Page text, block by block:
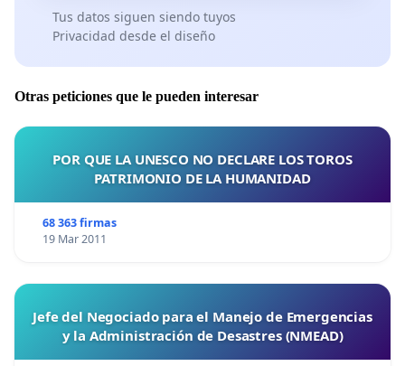
Tus datos siguen siendo tuyos
Privacidad desde el diseño
Otras peticiones que le pueden interesar
POR QUE LA UNESCO NO DECLARE LOS TOROS
PATRIMONIO DE LA HUMANIDAD
68 363 firmas
19 Mar 2011
Jefe del Negociado para el Manejo de Emergencias
y la Administración de Desastres (NMEAD)